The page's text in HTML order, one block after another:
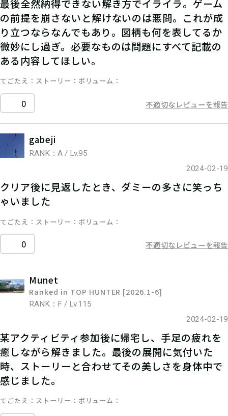
最後全然納得できない解き方でイライラ。ゲーム
の前提を崩さないと解けないのは悪問。これが成
り立つならなんでもあり。図柄も何を表してるか
微妙にし過ぎ。必要なものは問題にすべて記載の
ある内容してほしい。
てごたえ ストーリー ボリューム
0 不適切なレビューを報告
gabeji
RANK：A / Lv.95
2024-02-19
クリア後に見返したとき、ダミーの多さに笑っち
ゃいました
てごたえ ストーリー ボリューム
0 不適切なレビューを報告
Munet
Ranked in TOP HUNTER [2026.1-6]
RANK：F / Lv.115
2024-02-19
某アクティビティ参加後に帰宅し、手足の疲れを
癒しながら解きました。最後の展開に気付いた
時、ストーリーと合わせてその美しさを身体中で
感じました。
てごたえ ストーリー ボリューム